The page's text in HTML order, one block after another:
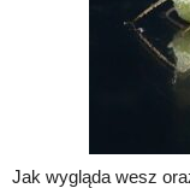
Jak wygląda wesz